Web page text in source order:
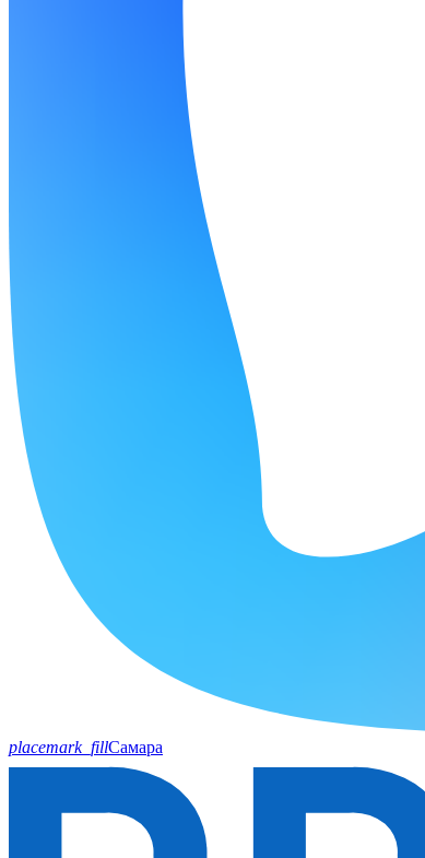
placemark_fillСамара